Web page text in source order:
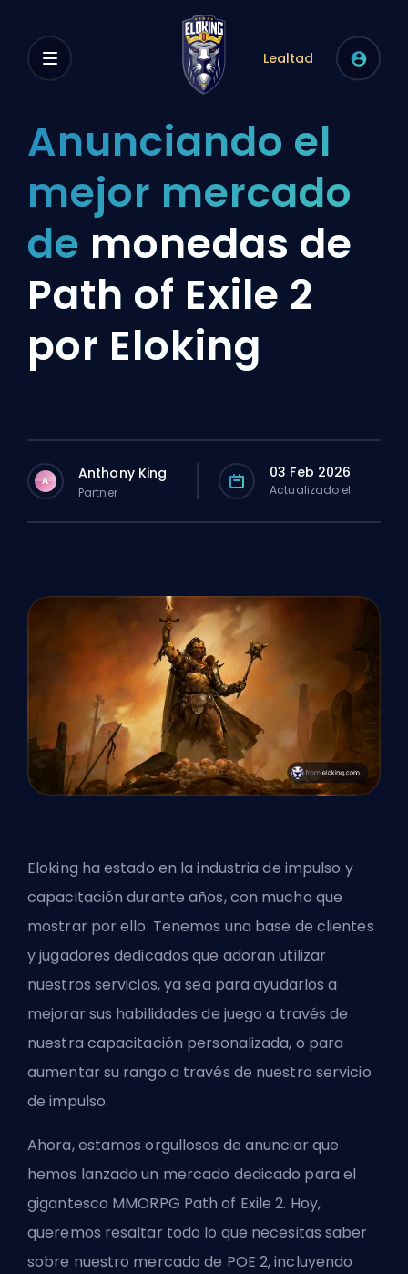
Lealtad
Anunciando el
mejor mercado
de monedas de
Path of Exile 2
por Eloking
A Anthony King
Partner
03 Feb 2026
Actualizado el
Eloking ha estado en la industria de impulso y
capacitación durante años, con mucho que
mostrar por ello. Tenemos una base de clientes
y jugadores dedicados que adoran utilizar
nuestros servicios, ya sea para ayudarlos a
mejorar sus habilidades de juego a través de
nuestra capacitación personalizada, o para
aumentar su rango a través de nuestro servicio
de impulso.
Ahora, estamos orgullosos de anunciar que
hemos lanzado un mercado dedicado para el
gigantesco MMORPG Path of Exile 2. Hoy,
queremos resaltar todo lo que necesitas saber
sobre nuestro mercado de POE 2, incluyendo